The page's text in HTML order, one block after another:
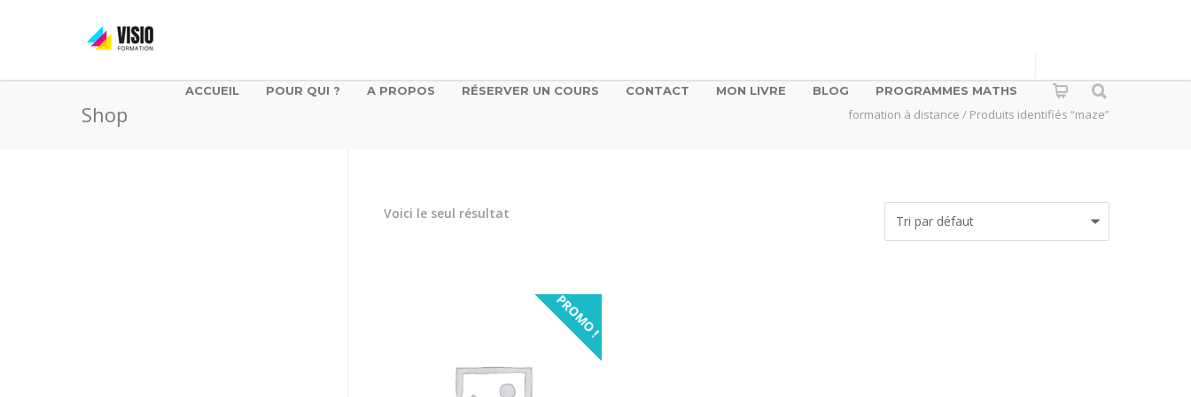
ACCUEIL POUR QUI ? A PROPOS RÉSERVER UN COURS CONTACT MON LIVRE BLOG PROGRAMMES MATHS
Shop formation à distance / Produits identifiés “maze”
Voici le seul résultat
PROMO !